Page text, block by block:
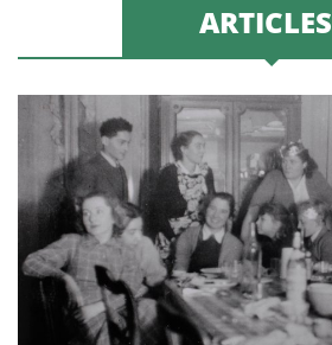
ARTICLES